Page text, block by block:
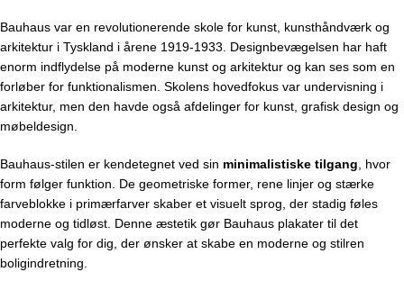
Bauhaus var en revolutionerende skole for kunst, kunsthåndværk og
arkitektur i Tyskland i årene 1919-1933. Designbevægelsen har haft
enorm indflydelse på moderne kunst og arkitektur og kan ses som en
forløber for funktionalismen. Skolens hovedfokus var undervisning i
arkitektur, men den havde også afdelinger for kunst, grafisk design og
møbeldesign.
Bauhaus-stilen er kendetegnet ved sin minimalistiske tilgang , hvor
form følger funktion. De geometriske former, rene linjer og stærke
farveblokke i primærfarver skaber et visuelt sprog, der stadig føles
moderne og tidløst. Denne æstetik gør Bauhaus plakater til det
perfekte valg for dig, der ønsker at skabe en moderne og stilren
boligindretning.